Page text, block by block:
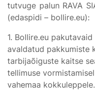
tutvuge palun RAVA
(edaspidi – bollire.eu):
1. Bollire.eu
avaldatud pakkumiste
tarbijaõiguste kaitse
tellimuse
vahemaa kokkuleppele.